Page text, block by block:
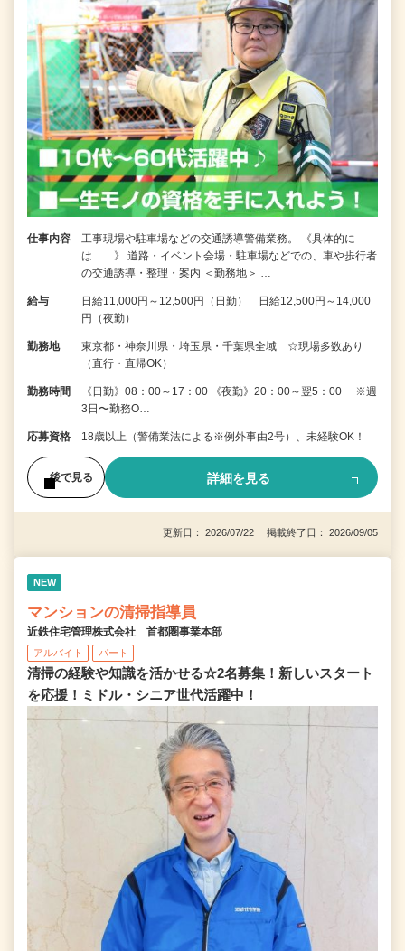
仕事内容
工事現場や駐車場などの交通誘導警備業務。 《具体的に
は……》 道路・イベント会場・駐車場などでの、車や歩行者
の交通誘導・整理・案内 ＜勤務地＞ …
給与
日給11,000円～12,500円（日勤） 日給12,500円～14,000
円（夜勤）
勤務地
東京都・神奈川県・埼玉県・千葉県全域 ☆現場多数あり
（直行・直帰OK）
勤務時間
《日勤》08：00～17：00 《夜勤》20：00～翌5：00 ※週
3日〜勤務O…
応募資格 18歳以上（警備業法による※例外事由2号）、未経験OK！
後で見る 詳細を見る
更新日： 2026/07/22 掲載終了日： 2026/09/05
NEW
マンションの清掃指導員
近鉄住宅管理株式会社 首都圏事業本部
アルバイト パート
清掃の経験や知識を活かせる☆2名募集！新しいスタート
を応援！ミドル・シニア世代活躍中！